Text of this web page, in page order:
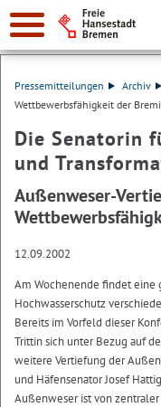
Suche:
Pressemitteilungen Archiv
Wettbewerbsfähigkeit der
Die Senatorin
und
Außenweser-
12.09.2002
Am Wochenende findet eine
Hochwasserschutz
Bereits im Vorfeld dieser
Trittin sich unter Bezug auf
weitere Vertiefung der
und Häfensenator Josef
Außenweser ist von